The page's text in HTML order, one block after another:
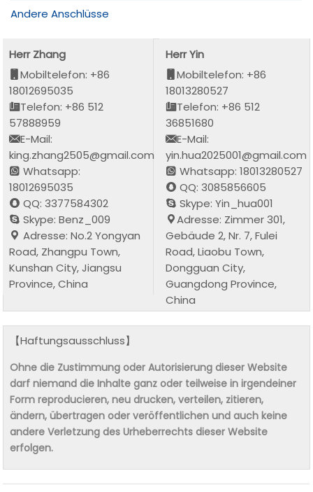
Andere Anschlüsse
Herr Zhang
Mobiltelefon: +86
18012695035
Telefon: +86 512
57888959
E-Mail:
king.zhang2505@gmail.com
Whatsapp:
18012695035
QQ: 3377584302
Skype: Benz_009
Adresse: No.2 Yongyan
Road, Zhangpu Town,
Kunshan City, Jiangsu
Province, China
Herr Yin
Mobiltelefon: +86
18013280527
Telefon: +86 512
36851680
E-Mail:
yin.hua2025001@gmail.com
Whatsapp: 18013280527
QQ: 3085856605
Skype: Yin_hua001
Adresse: Zimmer 301,
Gebäude 2, Nr. 7, Fulei
Road, Liaobu Town,
Dongguan City,
Guangdong Province,
China
【Haftungsausschluss】
Ohne die Zustimmung oder Autorisierung dieser Website
darf niemand die Inhalte ganz oder teilweise in irgendeiner
Form reproducieren, neu drucken, verteilen, zitieren,
ändern, übertragen oder veröffentlichen und auch keine
andere Verletzung des Urheberrechts dieser Website
erfolgen.